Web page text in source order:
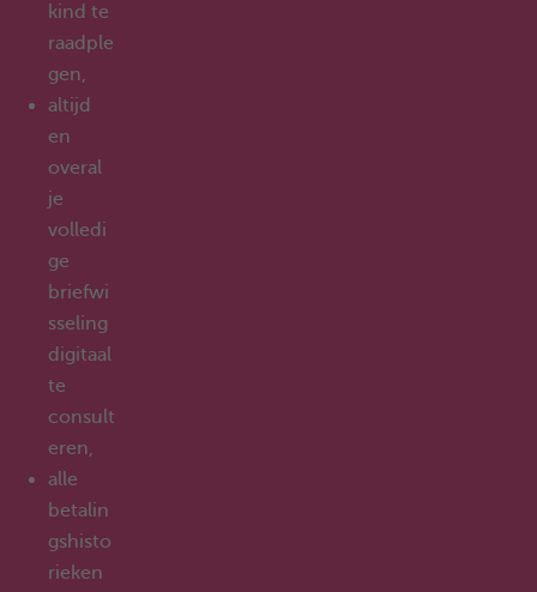
kind te
raadple
gen,
altijd
en
overal
je
volledi
ge
briefwi
sseling
digitaal
te
consult
eren,
alle
betalin
gshisto
rieken